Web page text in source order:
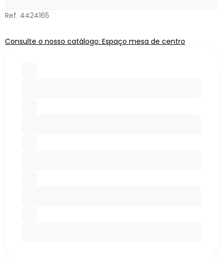
Ref. 4424165
Consulte o nosso catálogo: Espaço mesa de centro